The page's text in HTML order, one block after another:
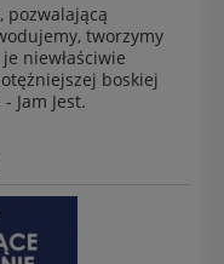
pozwalającą
tworzymy
niewłaściwie
boskiej
Jam Jest.